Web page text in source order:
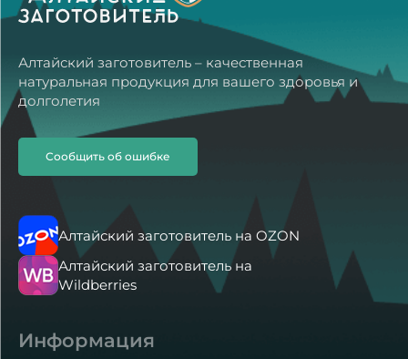
Продукция с Алтая?
Как пользоваться продукцией?
Алтайский заготовитель – качественная
натуральная продукция для вашего здоровья и
долголетия
Сообщить об ошибке
Алтайский заготовитель на OZON
Алтайский заготовитель на
Wildberries
Информация